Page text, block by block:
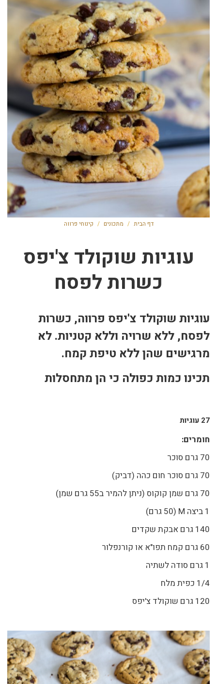
דף הבית / מתכונים / קינוחי פרווה
עוגיות שוקולד צ'יפס
כשרות לפסח
עוגיות שוקולד צ'יפס פרווה, כשרות
לפסח, ללא שרויה וללא קטניות. לא
מרגישים שהן ללא טיפת קמח.
תכינו כמות כפולה כי הן מתחסלות
27 עוגיות
חומרים:
70 גרם סוכר
70 גרם סוכר חום כהה (דביק)
70 גרם שמן קוקוס (ניתן להמיר ב55 גרם שמן)
1 ביצה M (50 גרם)
140 גרם אבקת שקדים
60 גרם קמח תפו"א או קורנפלור
1 גרם סודה לשתיה
1/4 כפית מלח
120 גרם שוקולד צ'יפס